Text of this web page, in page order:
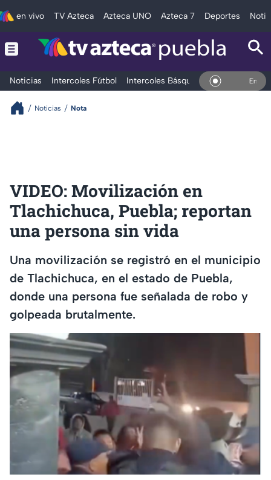
en vivo TV Azteca Azteca UNO Azteca 7 Deportes
Noticias Intercoles Fútbol Intercoles Básquetbol Deportes
En Vivo
Noticias Nota
VIDEO: Movilización en
Tlachichuca, Puebla; reportan
una persona sin vida
Una movilización se registró en el municipio
de Tlachichuca, en el estado de Puebla,
donde una persona fue señalada de robo y
golpeada brutalmente.